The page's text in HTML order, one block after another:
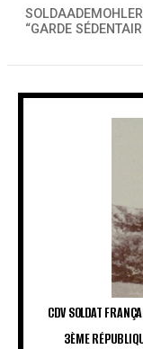
SOLDAADEMOHLER
“GARDE
CDV SOLDAT
3ÈME